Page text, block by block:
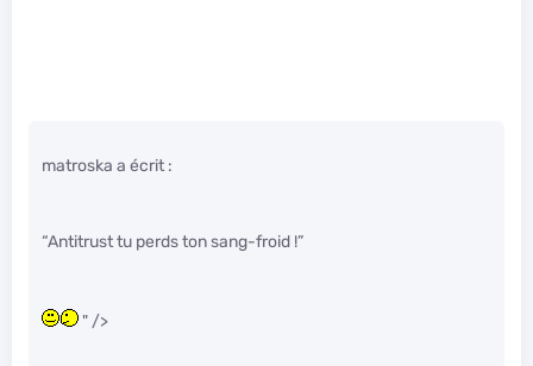
matroska a écrit :
“Antitrust tu perds ton sang-froid !”
" />